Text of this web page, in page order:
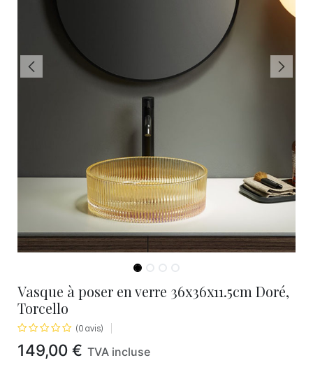
Vasque à poser en verre 36x36x11.5cm Doré,
Torcello
(0 avis)
149,00 € TVA incluse